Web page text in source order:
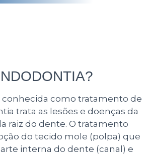
como tratamento de
trata as lesões e doenças da
raiz do dente. O tratamento
do tecido mole (polpa) que
interna do dente (canal) e